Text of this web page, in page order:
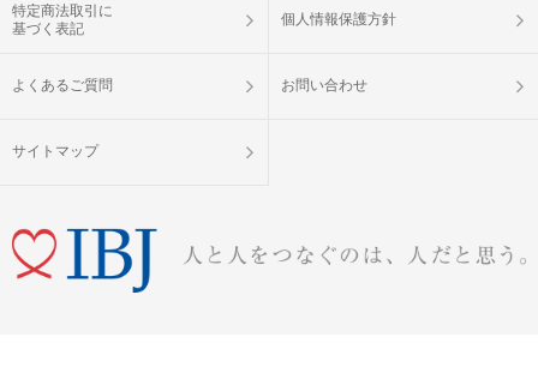
特定商法取引に
基づく表記
個人情報保護方針
よくあるご質問 お問い合わせ
サイトマップ